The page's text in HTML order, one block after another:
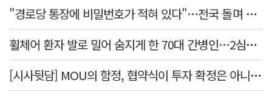
"경로당 통장에 비밀번호가 적혀 있다"…전국 돌며 경로당 13곳 턴 30대 구속
휠체어 환자 발로 밀어 숨지게 한 70대 간병인…2심도 집행유예
[시사뒷담] MOU의 함정, 협약식이 투자 확정은 아니긴 해